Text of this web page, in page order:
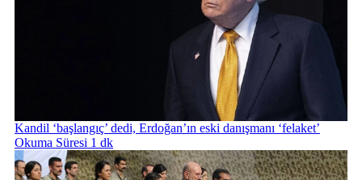
Kandil ‘başlangıç’ dedi, Erdoğan’ın eski danışmanı ‘felaket’
Okuma Süresi 1 dk